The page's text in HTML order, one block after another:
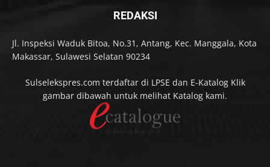
REDAKSI
Jl. Inspeksi Waduk Bitoa, No.31, Antang, Kec. Manggala, Kota
Makassar, Sulawesi Selatan 90234
Sulselekspres.com terdaftar di LPSE dan E-Katalog Klik
gambar dibawah untuk melihat Katalog kami.